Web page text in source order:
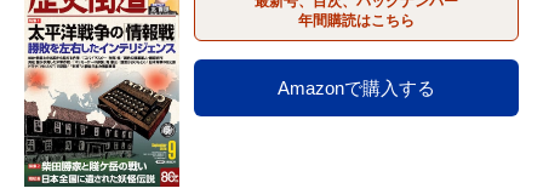
年間購読はこちら
Amazonで購入する